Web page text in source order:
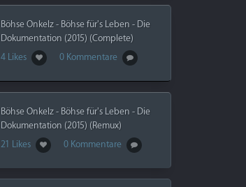
Böhse Onkelz - Böhse für's Leben - Die
Dokumentation (2015) (Complete)
4 Likes
0 Kommentare
Böhse Onkelz - Böhse für's Leben - Die
Dokumentation (2015) (Remux)
21 Likes
0 Kommentare